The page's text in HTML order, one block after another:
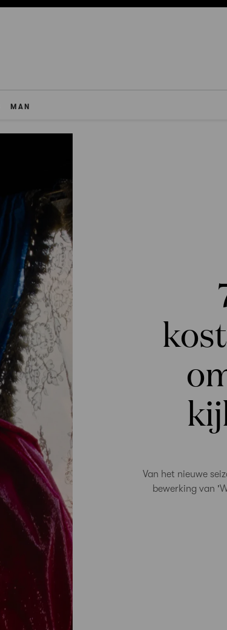
MAN
Van het nieuwe
bewerking van